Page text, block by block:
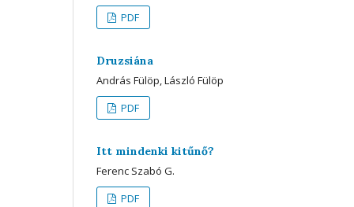
PDF
Druzsiána
András Fülöp, László Fülöp
PDF
Itt mindenki kitűnő?
Ferenc Szabó G.
PDF